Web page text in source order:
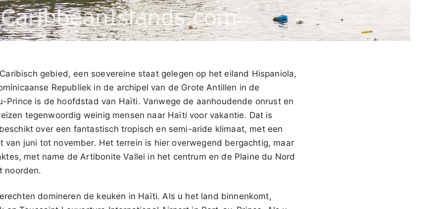
gebied, een soevereine staat gelegen op het eiland Hispaniola,
Republiek in de archipel van de Grote Antillen in de
Prince is de hoofdstad van Haïti. Vanwege de aanhoudende onrust en
tegenwoordig weinig mensen naar Haïti voor vakantie. Dat is
over een fantastisch tropisch en semi-aride klimaat, met een
van juni tot november. Het terrein is hier overwegend bergachtig, maar
met name de Artibonite Vallei in het centrum en de Plaine du Nord
noorden.
domineren de keuken in Haïti. Als u het land binnenkomt,